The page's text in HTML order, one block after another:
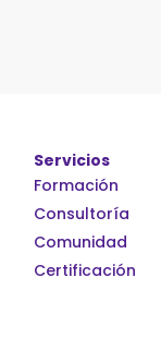
Servicios
Formación
Consultoría
Comunidad
Certificación